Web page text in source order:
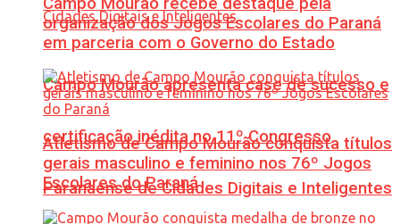
Campo Mourão apresenta case de sucesso e
certificação inédita no 11º Congresso
Paranaense de Cidades Digitais e Inteligentes
organização dos Jogos Escolares do Paraná
em parceria com o Governo do Estado
Atletismo de Campo Mourão conquista títulos
gerais masculino e feminino nos 76º Jogos
Escolares do Paraná